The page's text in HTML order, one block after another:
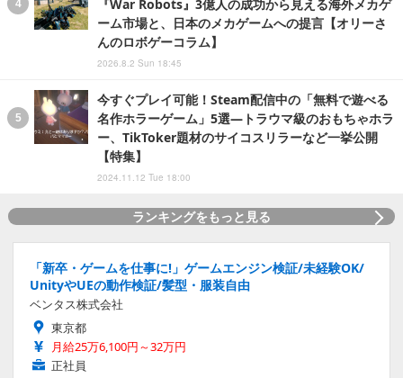
『War Robots』3億人の成功から見える海外メカゲ
ーム市場と、日本のメカゲームへの提言【オリーさ
んのロボゲーコラム】
2026.8.2 Sun 18:45
今すぐプレイ可能！Steam配信中の「無料で遊べる
名作ホラーゲーム」5選―トラウマ級のおもちゃホラ
ー、TikToker題材のサイコスリラーなど一挙公開
【特集】
2024.11.12 Tue 18:00
ランキングをもっと見る
「新卒・ゲームを仕事に!」ゲームエンジン検証/未経験OK/
UnityやUEの動作検証/髪型・服装自由
ベンタス株式会社
東京都
月給25万6,100円～32万円
正社員